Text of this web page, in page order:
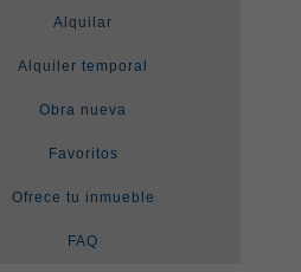
Alquilar
Alquiler temporal
Obra nueva
Favoritos
Ofrece tu inmueble
FAQ